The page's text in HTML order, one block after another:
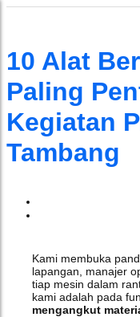
GEOPHYSICS
ABEM
MALÅ
Geobit
Radiodetection
ComnavTech
XenomatiX
Guideline Geo
Mala Object
Mala Vision Web
Mala Vision
AGS Inversion
GEOShock - Peak
Topcon
TopCon Software
GEOPHYSICS
ABEM
MALÅ
Geobit
Radiodetection
ComnavTech
XenomatiX
Guideline Geo
Mala Object
Mala Vision Web
Mala Vision
AGS Inversion
GEOShock - Peak
Topcon
TopCon Software
10 Alat
Paling
Kegiatan
Tambang
Kami membuka
lapangan, manajer
tiap mesin dalam
kami adalah pada
mengangkut